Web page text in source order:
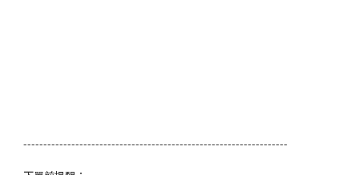
------------------------------------------------------------------